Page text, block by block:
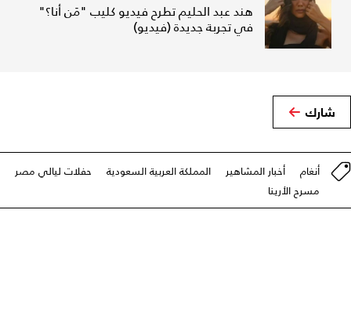
هند عبد الحليم تطرح فيديو كليب "مَن أنا؟"
في تجربة جديدة (فيديو)
شارك
أنغام أخبار المشاهير المملكة العربية السعودية
حفلات ليالي مصر
مسرح الأرينا